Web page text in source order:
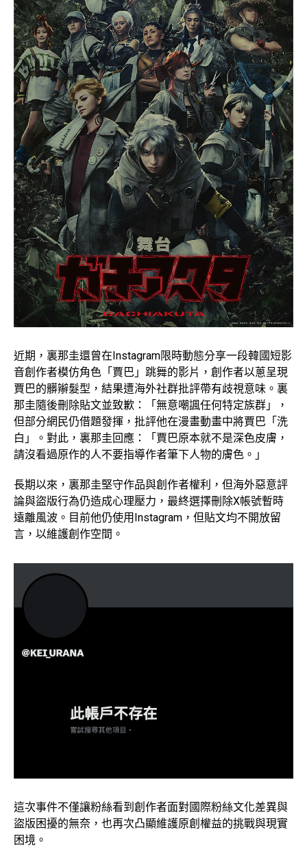
近期，裏那圭還曾在Instagram限時動態分享一段韓國短影
音創作者模仿角色「賈巴」跳舞的影片，創作者以蔥呈現
賈巴的髒辮髮型，結果遭海外社群批評帶有歧視意味。裏
那圭隨後刪除貼文並致歉：「無意嘲諷任何特定族群」，
但部分網民仍借題發揮，批評他在漫畫動畫中將賈巴「洗
白」。對此，裏那圭回應：「賈巴原本就不是深色皮膚，
請沒看過原作的人不要指導作者筆下人物的膚色。」
長期以來，裏那圭堅守作品與創作者權利，但海外惡意評
論與盜版行為仍造成心理壓力，最終選擇刪除X帳號暫時
遠離風波。目前他仍使用Instagram，但貼文均不開放留
言，以維護創作空間。
這次事件不僅讓粉絲看到創作者面對國際粉絲文化差異與
盜版困擾的無奈，也再次凸顯維護原創權益的挑戰與現實
困境。